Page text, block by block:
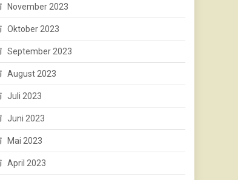
November 2023
Oktober 2023
September 2023
August 2023
Juli 2023
Juni 2023
Mai 2023
April 2023